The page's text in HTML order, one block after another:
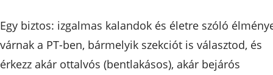
Egy biztos: izgalmas kalandok és életre szóló
várnak a PT-ben, bármelyik szekciót is választod, és
érkezz akár ottalvós (bentlakásos), akár bejárós